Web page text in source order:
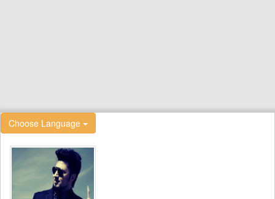
Choose Language